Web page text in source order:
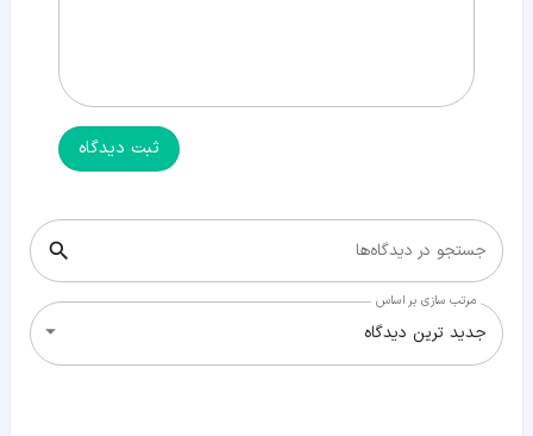
ثبت دیدگاه
جستجو در دیدگاه‌ها
مرتب سازی بر اساس
جدید ترین دیدگاه